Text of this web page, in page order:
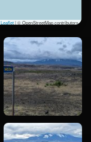
Leaflet|© OpenStreetMap contributors